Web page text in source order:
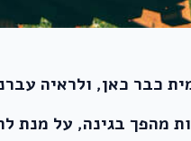
כבר כאן, ולראיה
מהפך בגינה, על מנת